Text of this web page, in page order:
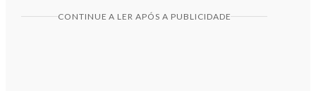
CONTINUE A LER APÓS A PUBLICIDADE